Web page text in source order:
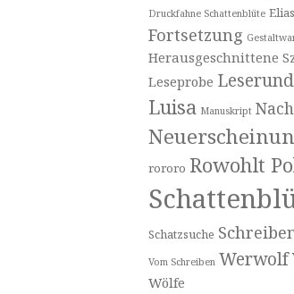
Druckfahne Schattenblüte Elias
Fortsetzung
Herausgeschnittene
Leseprobe
Luisa Manuskript
rororo Rowohlt
Schatzsuche
Vom Schreiben Werwolf
Wölfe